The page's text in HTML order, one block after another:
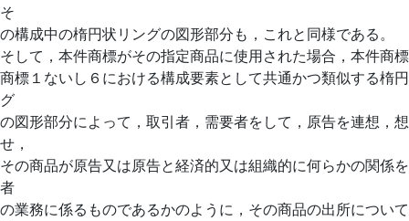
そ
の構成中の楕円状リングの図形部分も，これと同様である。
そして，本件商標がその指定商品に使用された場合，本件商
商標１ないし６における構成要素として共通かつ類似する楕
グ
の図形部分によって，取引者，需要者をして，原告を連想，
せ，
その商品が原告又は原告と経済的又は組織的に何らかの関係
者
の業務に係るものであるかのように，その商品の出所につい